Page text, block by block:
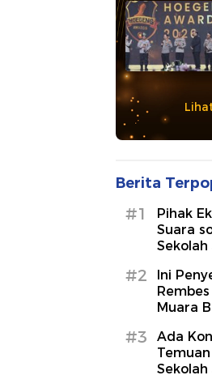
Berita
#1
Pihak
Suara
Sekolah
#2
Ini
Muara
#3
Ada
Sekolah